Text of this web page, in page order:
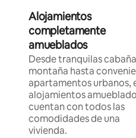
Alojamientos
completamente
amueblados
Desde tranquilas
montaña hasta
apartamentos urbanos,
alojamientos
cuentan con todos las
comodidades de una
vivienda.